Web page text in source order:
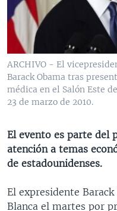
VENEZUELA
BRASIL
NICARAGUA
ECONOMÍA
ENTRETENIMIENTO Y
TECNOLOGÍA
DEPORTES
CIENCIA Y SALUD
MULTIMEDIA
VIDEOS
FOTOGRAFÍA
AUDIOS
PROGRAMAS TV
EL MUNDO AL DÍA
FORO
VISIÓN 360
PANORAMA
RADIO
AVANCE INFORMATIVO
AUDIONOTICIAS
ESTADOS UNIDOS AL
EL MUNDO AL DÍA [RADIO]
DEPORTIVO
DIRECT
DOCUMENTALES DE LA VOA
SÍGANOS
ARCHIVO - El
Barack Obama tras
médica en el Salón Este
23 de marzo de 2010.
El evento es parte del
atención a temas
de estadounidenses.
El expresidente Barack
Blanca el martes por